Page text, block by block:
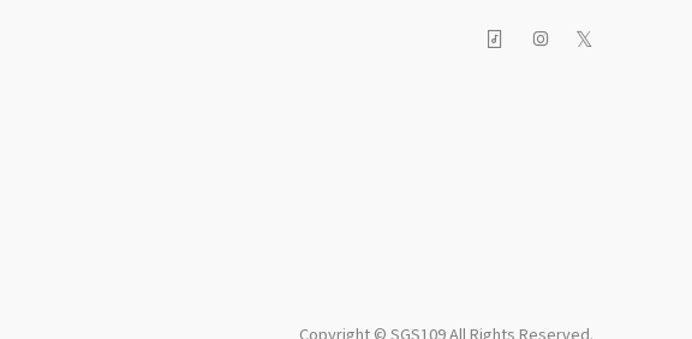
𝕏
Copyright © SGS109 All Rights Reserved.